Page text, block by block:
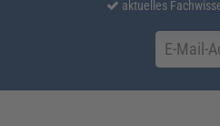
aktuelles